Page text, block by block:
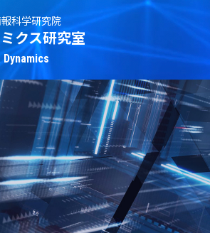
科学研究院
クス研究室